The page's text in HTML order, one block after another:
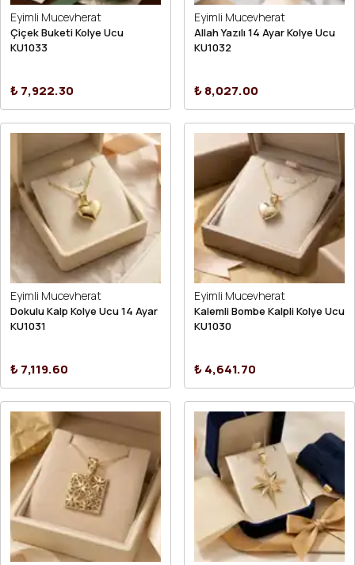
Eyimli Mucevherat
Çiçek Buketi Kolye Ucu
KU1033
₺ 7,922.30
Eyimli Mucevherat
Allah Yazılı 14 Ayar Kolye Ucu
KU1032
₺ 8,027.00
Eyimli Mucevherat
Dokulu Kalp Kolye Ucu 14 Ayar
KU1031
₺ 7,119.60
Eyimli Mucevherat
Kalemli Bombe Kalpli Kolye Ucu
KU1030
₺ 4,641.70